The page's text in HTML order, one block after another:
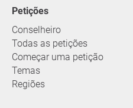
Petições
Conselheiro
Todas as petições
Começar uma petição
Temas
Regiões